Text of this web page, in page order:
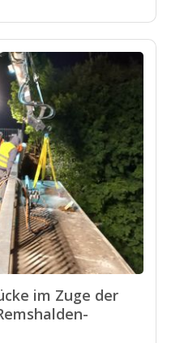
im Zuge der